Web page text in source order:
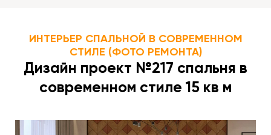
ИНТЕРЬЕР СПАЛЬНОЙ В СОВРЕМЕННОМ
СТИЛЕ (ФОТО РЕМОНТА)
Дизайн проект №217 спальня в
современном стиле 15 кв м